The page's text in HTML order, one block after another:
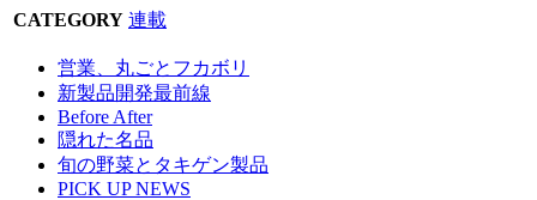
CATEGORY 連載
営業、丸ごとフカボリ
新製品開発最前線
Before After
隠れた名品
旬の野菜とタキゲン製品
PICK UP NEWS